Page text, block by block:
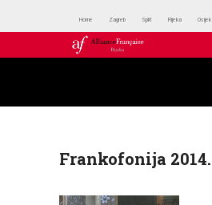
Home Zagreb Split Rijeka Osijek
Frankofonija 2014.